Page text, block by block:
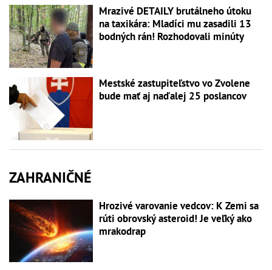
Mrazivé DETAILY brutálneho útoku
na taxikára: Mladíci mu zasadili 13
bodných rán! Rozhodovali minúty
Mestské zastupiteľstvo vo Zvolene
bude mať aj naďalej 25 poslancov
ZAHRANIČNÉ
Hrozivé varovanie vedcov: K Zemi sa
rúti obrovský asteroid! Je veľký ako
mrakodrap